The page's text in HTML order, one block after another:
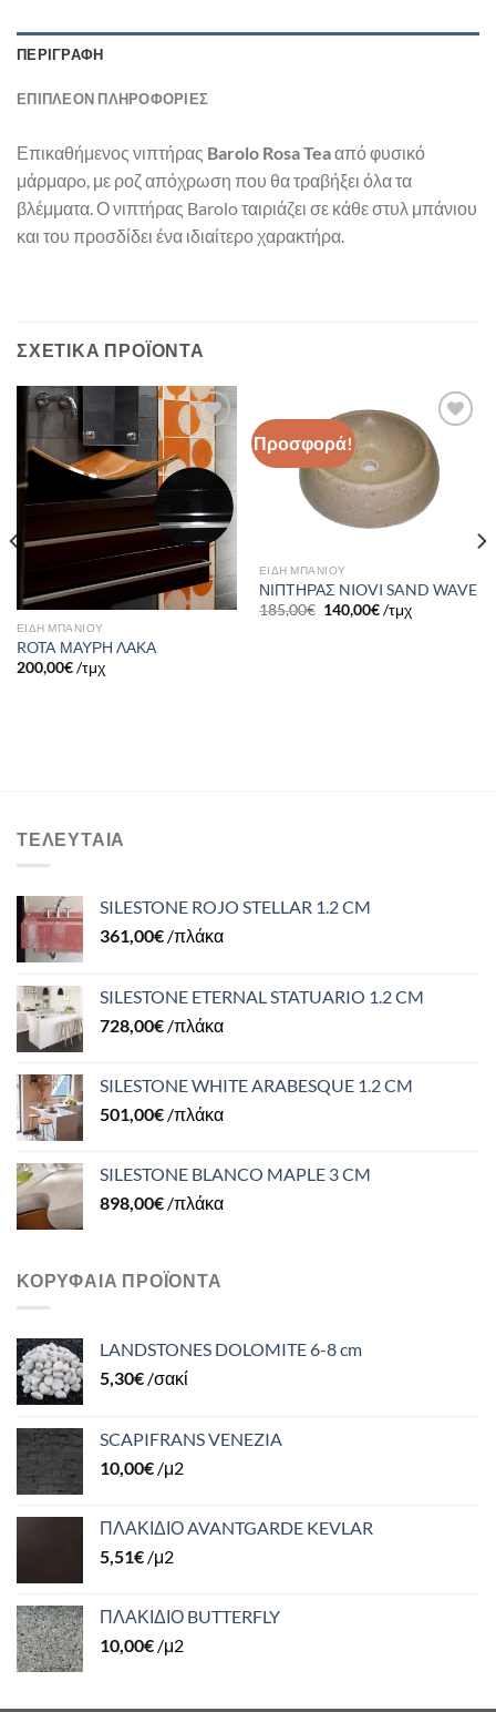
ΠΕΡΙΓΡΑΦΉ
ΕΠΙΠΛΈΟΝ ΠΛΗΡΟΦΟΡΊΕΣ
Επικαθήμενος νιπτήρας Barolo Rosa Teaαπό φυσικό
μάρμαρo, με ροζ απόχρωση που θα τραβήξει όλα τα
βλέμματα. Ο νιπτήρας Barolo ταιριάζει σε κάθε στυλ μπάνιου
και του προσδίδει ένα ιδιαίτερο χαρακτήρα.
ΣΧΕΤΙΚΆ ΠΡΟΪΌΝΤΑ
Πρόσθήκη
στην λίστα
επιθυμιών
ΕΙΔΗ ΜΠΑΝΙΟΥ
ROTA ΜΑΥΡΗ ΛΑΚΑ
200,00€ /τμχ
Προσφορά!
Πρόσθήκη
στην λίστα
επιθυμιών
ΕΙΔΗ ΜΠΑΝΙΟΥ
ΝΙΠΤΗΡΑΣ NIOVI SAND WAVE
185,00€ 140,00€/τμχ
ΤΕΛΕΥΤΑΊΑ
SILESTONE ROJO STELLAR 1.2 CM
361,00€ /πλάκα
SILESTONE ETERNAL STATUARIO 1.2 CM
728,00€ /πλάκα
SILESTONE WHITE ARABESQUE 1.2 CM
501,00€ /πλάκα
SILESTONE BLANCO MAPLE 3 CM
898,00€ /πλάκα
ΚΟΡΥΦΑΊΑ ΠΡΟΪΌΝΤΑ
LANDSTONES DOLOMITE 6-8 cm
5,30€ /σακί
SCAPIFRANS VENEZIA
10,00€ /μ2
ΠΛΑΚΙΔΙΟ AVANTGARDE KEVLAR
5,51€ /μ2
ΠΛΑΚΙΔΙΟ BUTTERFLY
10,00€ /μ2